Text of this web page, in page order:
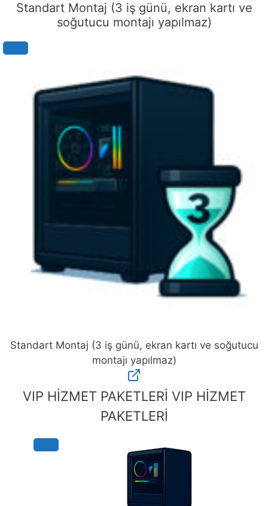
Standart Montaj (3 iş günü, ekran kartı ve
soğutucu montajı yapılmaz)
Standart Montaj (3 iş günü, ekran kartı ve soğutucu
montajı yapılmaz)
MontajVIP HİZMET PAKETLERİ VIP HİZMET
PAKETLERİ